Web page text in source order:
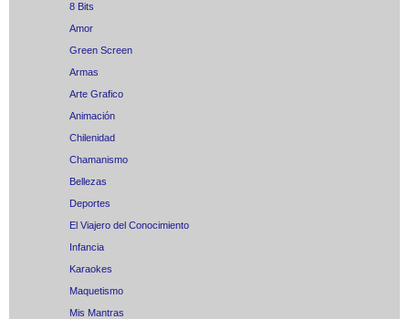
8 Bits
Amor
Green Screen
Armas
Arte Grafico
Animación
Chilenidad
Chamanismo
Bellezas
Deportes
El Viajero del Conocimiento
Infancia
Karaokes
Maquetismo
Mis Mantras